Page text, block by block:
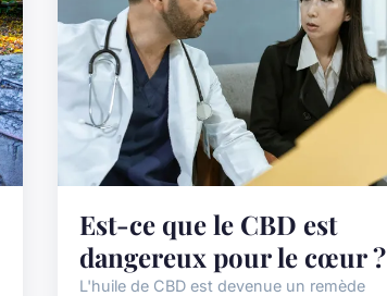
Est-ce que le CBD est
dangereux pour le cœur ?
L'huile de CBD est devenue un remède